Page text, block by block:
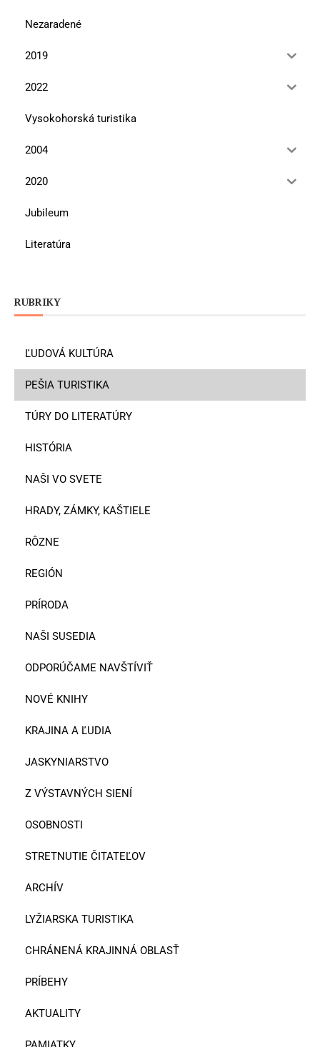
Nezaradené
2019
2022
Vysokohorská turistika
2004
2020
Jubileum
Literatúra
RUBRIKY
ĽUDOVÁ KULTÚRA
PEŠIA TURISTIKA
TÚRY DO LITERATÚRY
HISTÓRIA
NAŠI VO SVETE
HRADY, ZÁMKY, KAŠTIELE
RÔZNE
REGIÓN
PRÍRODA
NAŠI SUSEDIA
ODPORÚČAME NAVŠTÍVIŤ
NOVÉ KNIHY
KRAJINA A ĽUDIA
JASKYNIARSTVO
Z VÝSTAVNÝCH SIENÍ
OSOBNOSTI
STRETNUTIE ČITATEĽOV
ARCHÍV
LYŽIARSKA TURISTIKA
CHRÁNENÁ KRAJINNÁ OBLASŤ
PRÍBEHY
AKTUALITY